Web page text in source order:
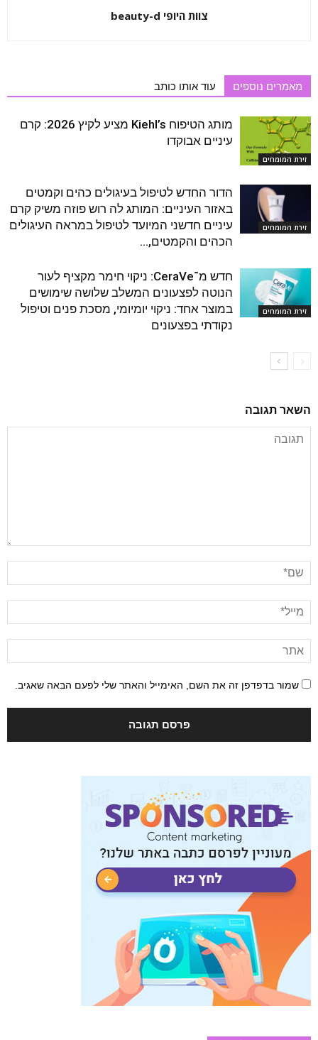
צוות היופי beauty-d
מאמרים נוספים עוד אותו כותב
זירת המומחים
מותג הטיפוח Kiehl’s מציע לקיץ 2026: קרם
עיניים אבוקדו
זירת המומחים
הדור החדש לטיפול בעיגולים כהים וקמטים
באזור העיניים: המותג לה רוש פוזה משיק קרם
עיניים חדשני המיועד לטיפול במראה העיגולים
הכהים והקמטים,...
זירת המומחים
חדש מ־CeraVe: ניקוי חימר מקציף לעור
הנוטה לפצעונים המשלב שלושה שימושים
במוצר אחד: ניקוי יומיומי, מסכת פנים וטיפול
נקודתי בפצעונים
השאר תגובה
שמור בדפדפן זה את השם, האימייל והאתר שלי לפעם הבאה שאגיב.